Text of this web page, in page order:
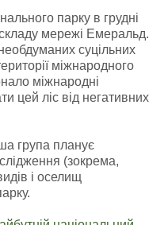
парку в грудні
мережі Емеральд.
суцільних
міжнародного
міжнародні
цей ліс від негативних
група планує
(зокрема,
і оселищ